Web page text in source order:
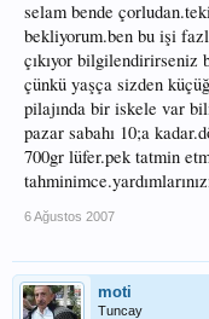
selam bende
bekliyorum.ben bu işi
çıkıyor bilgilendirirseniz
çünkü yaşça sizden
pilajında bir iskele var
pazar sabahı 10;a
700gr lüfer.pek tatmin
6 Ağustos 2007
moti
Tuncay